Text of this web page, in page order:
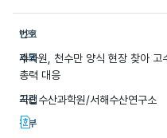
128
수과원, 천수만 양식 현장 찾아 고수온 피해 예방
총력 대응
국립수산과학원/서해수산연구소